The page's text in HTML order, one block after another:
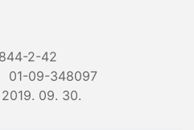
2-42
01-09-348097
2019. 09. 30.